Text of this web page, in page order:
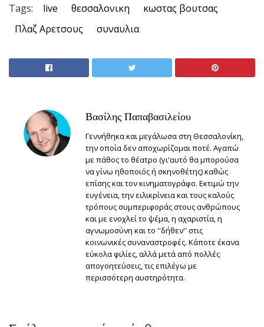
Tags: live θεσσαλονικη
κωστας βουτσας
Πλαζ Αρετσους
συναυλια
Βασίλης Παπαβασιλείου
Γεννήθηκα και μεγάλωσα στη Θεσσαλονίκη,
την οποία δεν αποχωρίζομαι ποτέ. Αγαπώ
με πάθος το θέατρο (γι'αυτό θα μπορούσα
να γίνω ηθοποιός ή σκηνοθέτης) καθώς
επίσης και τον κινηματογράφο. Εκτιμώ την
ευγένεια, την ειλικρίνεια και τους καλούς
τρόπους συμπεριφοράς στους ανθρώπους
και με ενοχλεί το ψέμα, η αχαριστία, η
αγνωμοσύνη και το ''δήθεν'' στις
κοινωνικές συναναστροφές. Κάποτε έκανα
εύκολα φιλίες, αλλά μετά από πολλές
απογοητεύσεις, τις επιλέγω με
περισσότερη αυστηρότητα.